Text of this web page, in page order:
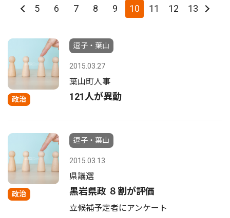
5 6 7 8 9 10 11 12 13
政治
逗子・葉山
2015.03.27
葉山町人事
121人が異動
政治
逗子・葉山
2015.03.13
県議選
黒岩県政 ８割が評価
立候補予定者にアンケート